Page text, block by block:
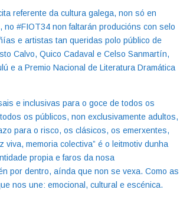
referente da cultura galega, non só en
#FIOT34 non faltarán producións con selo
e artistas tan queridas polo público de
Calvo, Quico Cadaval e Celso Sanmartín,
e a Premio Nacional de Literatura Dramática
e inclusivas para o goce de todos os
os públicos, non exclusivamente adultos,
para o risco, os clásicos, os emerxentes,
memoria colectiva” é o leitmotiv dunha
propia e faros da nosa
por dentro, aínda que non se vexa. Como as
nos une: emocional, cultural e escénica.